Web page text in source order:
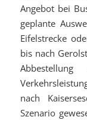
Angebot bei
geplante
Eifelstrecke
bis nach
nach
Szenario